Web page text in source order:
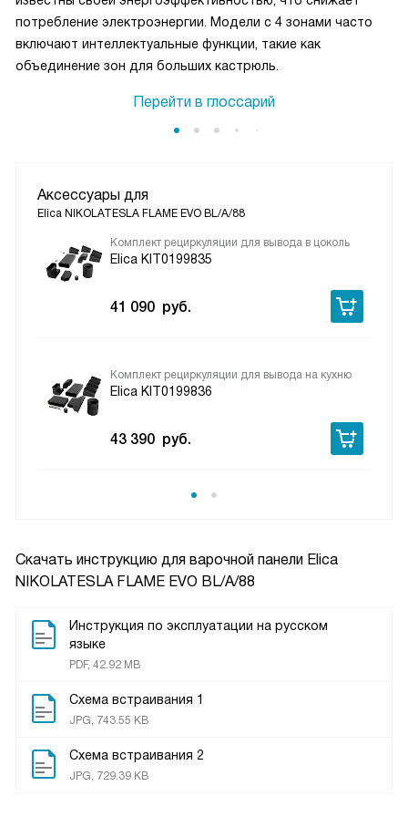
Скачать инструкцию для варочной панели Elica
NIKOLATESLA FLAME EVO BL/A/88
Инструкция по эксплуатации на русском
языке
PDF, 42.92 MB
Схема встраивания 1
JPG, 743.55 KB
Схема встраивания 2
JPG, 729.39 KB
в комплекте был фильтр, и что отверстие воздуховода
предусмотрено стандартного размера, так что проблем с
подключением не возникло. Вкусы у всех разные, но для
меня эта панель стала отличным сочетанием
практичности и простоты использования.
потребление электроэнергии. Модели с 4 зонами часто
включают интеллектуальные функции, такие как
объединение зон для больших кастрюль.
Перейти в глоссарий
Аксессуары для
Elica NIKOLATESLA FLAME EVO BL/A/88
Комплект рециркуляции для вывода в цоколь
Elica KIT0199835
41 090 руб.
Комплект рециркуляции для вывода на кухню
Elica KIT0199836
43 390 руб.